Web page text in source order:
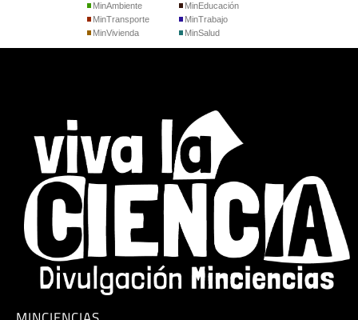
MinAmbiente
MinTransporte
MinVivienda
MinEducación
MinTrabajo
MinSalud